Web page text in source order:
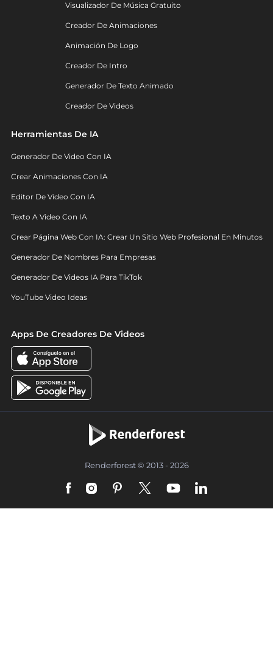
Visualizador De Música Gratuito
Creador De Animaciones
Animación De Logo
Creador De Intro
Generador De Texto Animado
Creador De Videos
Herramientas De IA
Generador De Video Con IA
Crear Animaciones Con IA
Editor De Video Con IA
Texto A Video Con IA
Crear Página Web Con IA: Crear Un Sitio Web Profesional En Minutos
Generador De Nombres Para Empresas
Generador De Videos IA Para TikTok
YouTube Video Ideas
Apps De Creadores De Videos
Renderforest © 2013 - 2026